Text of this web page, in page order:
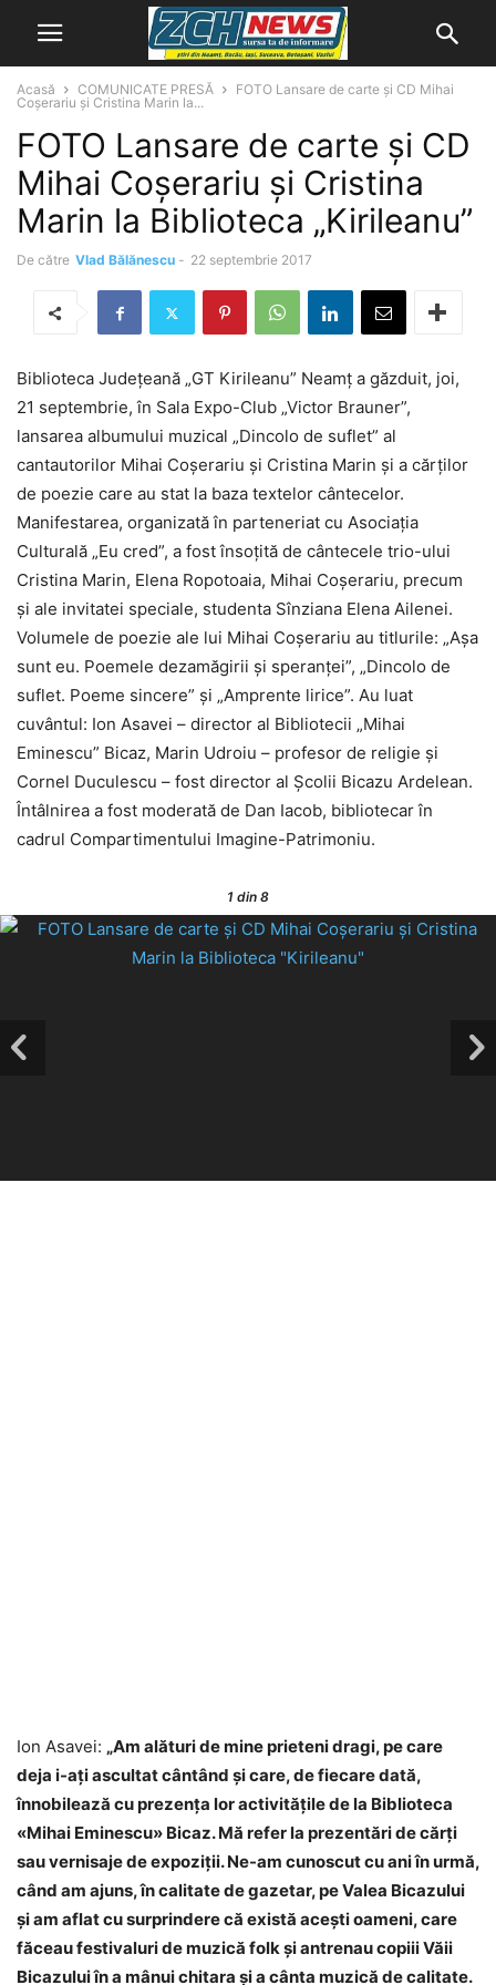
Acasă COMUNICATE PRESĂ
FOTO Lansare de carte şi CD Mihai
Coșerariu și Cristina Marin la...
FOTO Lansare de carte şi CD
Mihai Coșerariu și Cristina
Marin la Biblioteca „Kirileanu”
De către Vlad Bălănescu - 22 septembrie 2017
Biblioteca Județeană „GT Kirileanu” Neamț a găzduit, joi,
21 septembrie, în Sala Expo-Club „Victor Brauner”,
lansarea albumului muzical „Dincolo de suflet” al
cantautorilor Mihai Coșerariu și Cristina Marin și a cărților
de poezie care au stat la baza textelor cântecelor.
Manifestarea, organizată în parteneriat cu Asociația
Culturală „Eu cred”, a fost însoțită de cântecele trio-ului
Cristina Marin, Elena Ropotoaia, Mihai Coșerariu, precum
și ale invitatei speciale, studenta Sînziana Elena Ailenei.
Volumele de poezie ale lui Mihai Coșerariu au titlurile: „Așa
sunt eu. Poemele dezamăgirii și speranței”, „Dincolo de
suflet. Poeme sincere” și „Amprente lirice”. Au luat
cuvântul: Ion Asavei – director al Bibliotecii „Mihai
Eminescu” Bicaz, Marin Udroiu – profesor de religie şi
Cornel Duculescu – fost director al Școlii Bicazu Ardelean.
Întâlnirea a fost moderată de Dan Iacob, bibliotecar în
cadrul Compartimentului Imagine-Patrimoniu.
1 din 8
Ion Asavei: „Am alături de mine prieteni dragi, pe care
deja i-ați ascultat cântând și care, de fiecare dată,
înnobilează cu prezența lor activitățile de la Biblioteca
«Mihai Eminescu» Bicaz. Mă refer la prezentări de cărți
sau vernisaje de expoziții. Ne-am cunoscut cu ani în urmă,
când am ajuns, în calitate de gazetar, pe Valea Bicazului
și am aflat cu surprindere că există acești oameni, care
făceau festivaluri de muzică folk și antrenau copiii Văii
Bicazului în a mânui chitara și a cânta muzică de calitate.